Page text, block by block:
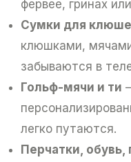
фервее, гринах
Сумки для
клюшками,
забываются в
Гольф-мячи и ти
легко путаются.
Перчатки,